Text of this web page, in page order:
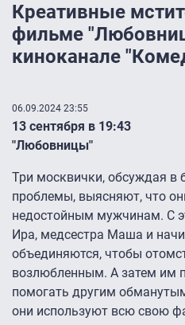
Креативные
фильме
киноканале
06.09.2024 23:55
13 сентября в 19:43
"Любовницы"
Три москвички, обсуждая в
проблемы, выясняют, что
недостойным мужчинам. С
Ира, медсестра Маша и
объединяются, чтобы
возлюбленным. А затем им
помогать другим
они используют всю свою